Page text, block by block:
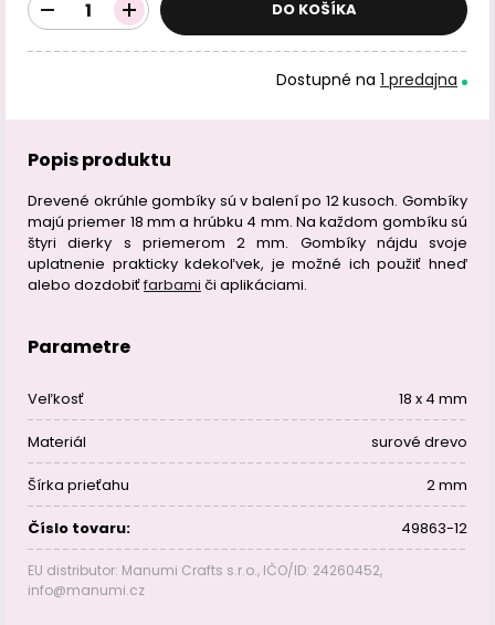
DO KOŠÍKA
Dostupné na 1 predajna
Popis produktu
Drevené okrúhle gombíky sú v balení po 12 kusoch. Gombíky
majú priemer 18 mm a hrúbku 4 mm. Na každom gombíku sú
štyri dierky s priemerom 2 mm. Gombíky nájdu svoje
uplatnenie prakticky kdekoľvek, je možné ich použiť hneď
alebo dozdobiťfarbami či aplikáciami.
Parametre
Veľkosť 18 x 4 mm
Materiál surové drevo
Šírka prieťahu 2 mm
Číslo tovaru: 49863-12
EU distributor: Manumi Crafts s.r.o., IČO/ID: 24260452,
info@manumi.cz